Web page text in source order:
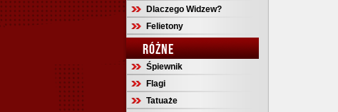
Dlaczego Widzew?
Felietony
RÓŻNE
Śpiewnik
Flagi
Tatuaże